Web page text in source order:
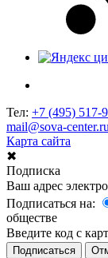
Тел: +7 (495) 517-
mail@sova-center.ru
Карта сайта
✖
Подписка
Ваш адрес
Подписаться на:
обществе
Введите код с
Подписаться